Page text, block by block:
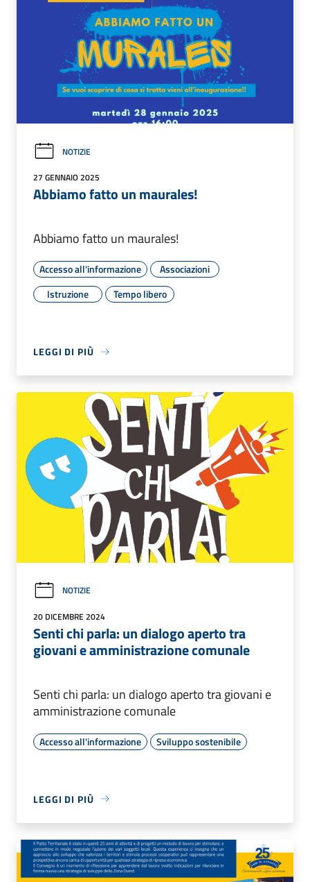
NOTIZIE
27 GENNAIO 2025
Abbiamo fatto un maurales!
Abbiamo fatto un maurales!
Accesso all'informazione
Associazioni
Istruzione
Tempo libero
LEGGI DI PIÙ
NOTIZIE
20 DICEMBRE 2024
Senti chi parla: un dialogo aperto tra
giovani e amministrazione comunale
Senti chi parla: un dialogo aperto tra giovani e
amministrazione comunale
Accesso all'informazione Sviluppo sostenibile
LEGGI DI PIÙ